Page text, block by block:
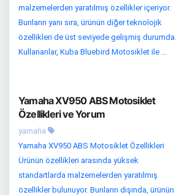
malzemelerden yaratılmış özellikler içeriyor.
Bunların yanı sıra, ürünün diğer teknolojik
özellikleri de üst seviyede gelişmiş durumda.
Kullananlar, Kuba Bluebird Motosiklet ile ...
Yamaha XV950 ABS Motosiklet
Özellikleri ve Yorum
yamaha
Yamaha XV950 ABS Motosiklet Özellikleri
Ürünün özellikleri arasında yüksek
standartlarda malzemelerden yaratılmış
özellikler bulunuyor. Bunların dışında, ürünün